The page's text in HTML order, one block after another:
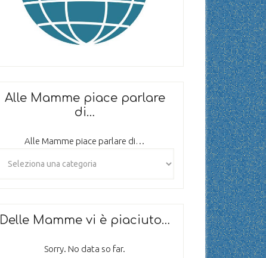
Alle Mamme piace parlare
di…
Alle Mamme piace parlare di…
Delle Mamme vi è piaciuto…
Sorry. No data so far.